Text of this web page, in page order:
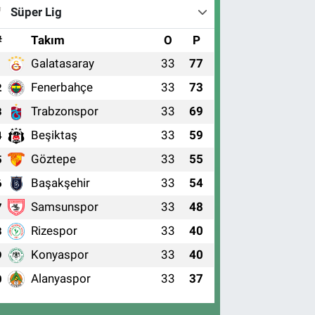
Süper Lig
Takım O P
Galatasaray 33 77
Fenerbahçe 33 73
Trabzonspor 33 69
Beşiktaş 33 59
Göztepe 33 55
Başakşehir 33 54
Samsunspor 33 48
Rizespor 33 40
Konyaspor 33 40
Alanyaspor 33 37